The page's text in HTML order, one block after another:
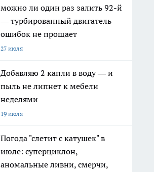
можно ли один раз залить 92-й
— турбированный двигатель
ошибок не прощает
27 июля
Добавляю 2 капли в воду — и
пыль не липнет к мебели
неделями
19 июля
Погода "слетит с катушек" в
июле: суперциклон,
аномальные ливни, смерчи,